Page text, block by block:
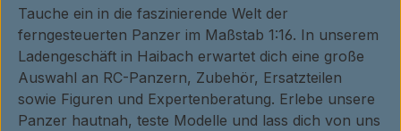
Tauche ein in die faszinierende Welt der
ferngesteuerten Panzer im Maßstab 1:16. In unserem
Ladengeschäft in Haibach erwartet dich eine große
Auswahl an RC-Panzern, Zubehör, Ersatzteilen
sowie Figuren und Expertenberatung. Erlebe unsere
Panzer hautnah, teste Modelle und lass dich von uns